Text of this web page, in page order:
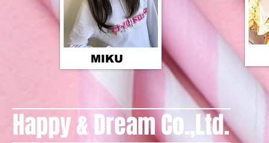
MIKU
Happy & Dream Co.,Ltd.